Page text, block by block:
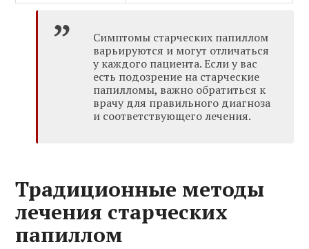
Симптомы старческих папиллом
варьируются и могут отличаться
у каждого пациента. Если у вас
есть подозрение на старческие
папилломы, важно обратиться к
врачу для правильного диагноза
и соответствующего лечения.
Традиционные методы
лечения старческих
папиллом